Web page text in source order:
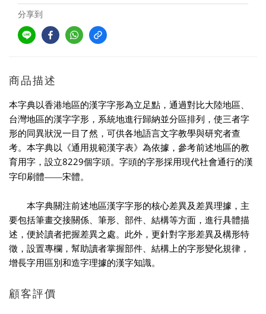
分享到
商品描述
本字典以香港地區的漢字字形為立足點，通過對比大陸地區、
台灣地區的漢字字形，系統地進行歸納並分區排列，使三者字
形的同異狀況一目了然，可供各地語言文字教學與研究者查
考。 本字典以《通用規範漢字表》為依據，參考前述地區的教
育用字，設立8229個字頭。字頭的字形採用現代社會通行的漢
字印刷體——宋體。
本字典關注前述地區漢字字形的核心差異及差異理據，主
要包括筆畫交接關係、筆形、部件、結構等方面，進行具體描
述，便於讀者把握差異之處。此外，更針對字形差異及構形特
徵，設置專欄，幫助讀者掌握部件、結構上的字形變化規律，
增長字用區別和造字理據的漢字知識。
顧客評價